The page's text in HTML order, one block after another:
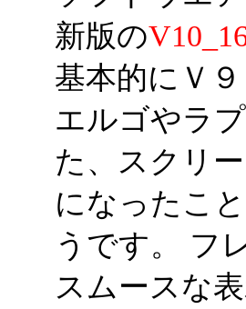
新版の
基本的にＶ
エルゴやラ
た、スクリ
になったこ
うです。 フ
スムースな